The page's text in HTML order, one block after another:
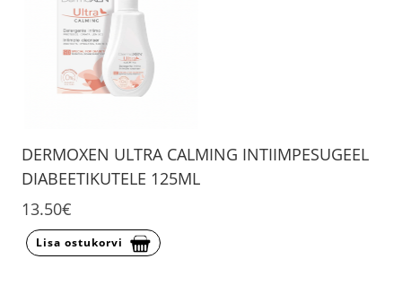
DERMOXEN ULTRA CALMING INTIIMPESUGEEL
DIABEETIKUTELE 125ML
13.50€
Lisa ostukorvi